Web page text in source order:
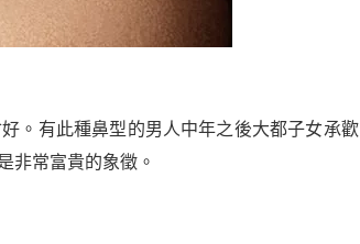
。有此種鼻型的男人中年之後大都子女承歡
非常富貴的象徵。